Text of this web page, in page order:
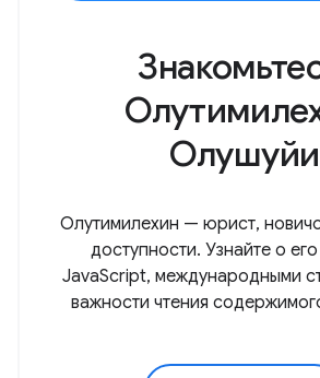
Олушуйи
Олутимилехин — юрист,
доступности. Узнайте о
JavaScript, международными
важности чтения